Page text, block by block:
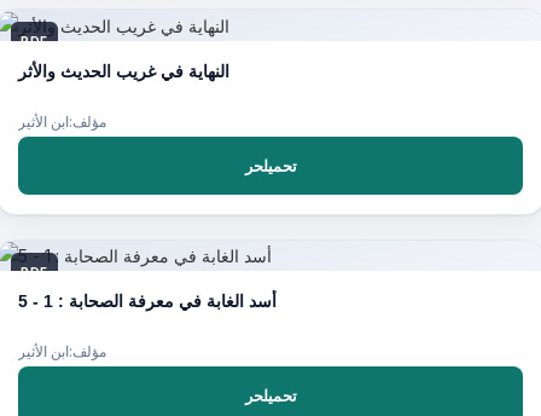
PDF
النهاية في غريب الحديث والأثر
مؤلف:ابن الأثير
تحميلحر
PDF
أسد الغابة في معرفة الصحابة : 1 - 5
مؤلف:ابن الأثير
تحميلحر